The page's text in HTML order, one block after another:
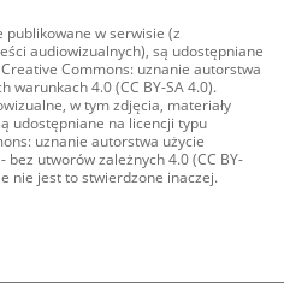
publikowane w serwisie (z
audiowizualnych), są udostępniane
Commons: uznanie autorstwa
warunkach 4.0 (CC BY-SA 4.0).
w tym zdjęcia, materiały
udostępniane na licencji typu
uznanie autorstwa użycie
bez utworów zależnych 4.0 (CC BY-
nie jest to stwierdzone inaczej.